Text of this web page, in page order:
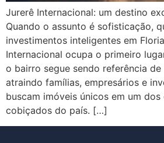
Jurerê Internacional: um destino
Quando o assunto é sofisticação,
investimentos inteligentes em
Internacional ocupa o primeiro
o bairro segue sendo referência
atraindo famílias, empresários e
buscam imóveis únicos em um
cobiçados do país. […]